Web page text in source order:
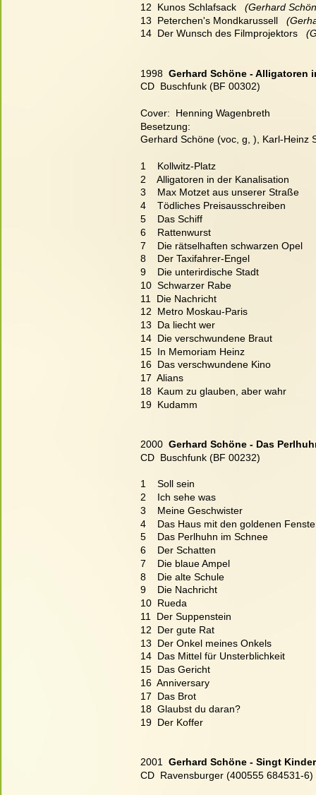
12  Kunos Schlafsack
(Gerhard
13  Peterchen's Mondkarussell
14  Der Wunsch des Filmprojektors
1998 Gerhard Schöne - Alligatoren
CD  Buschfunk (BF 00302)
Cover:  Henning Wagenbreth
Besetzung:
Gerhard Schöne (voc, g, ), Karl-Heinz
1    Kollwitz-Platz
2    Alligatoren in der Kanalisation
3    Max Motzet aus unserer Straße
4    Tödliches Preisausschreiben
5    Das Schiff
6    Rattenwurst
7    Die rätselhaften schwarzen Opel
8    Der Taxifahrer-Engel
9    Die unterirdische Stadt
10  Schwarzer Rabe
11  Die Nachricht
12  Metro Moskau-Paris
13  Da liecht wer
14  Die verschwundene Braut
15  In Memoriam Heinz
16  Das verschwundene Kino
17  Alians
18  Kaum zu glauben, aber wahr
19  Kudamm
2000 Gerhard Schöne - Das
CD  Buschfunk (BF 00232)
1    Soll sein
2    Ich sehe was
3    Meine Geschwister
4    Das Haus mit den goldenen
5    Das Perlhuhn im Schnee
6    Der Schatten
7    Die blaue Ampel
8    Die alte Schule
9    Die Nachricht
10  Rueda
11  Der Suppenstein
12  Der gute Rat
13  Der Onkel meines Onkels
14  Das Mittel für Unsterblichkeit
15  Das Gericht
16  Anniversary
17  Das Brot
18  Glaubst du daran?
19  Der Koffer
2001 Gerhard Schöne - Singt
CD  Ravensburger (400555 684531-6)